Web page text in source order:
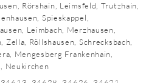
Rörshain, Leimsfeld, Trutzhain,
Spieskappel,
Leimbach, Merzhausen,
Röllshausen, Schrecksbach,
Mengesberg Frankenhain,
Neukirchen